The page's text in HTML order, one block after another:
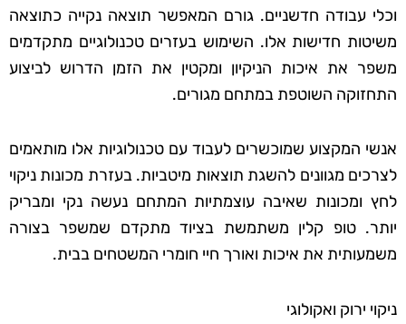
וכלי עבודה חדשניים. גורם המאפשר תוצאה נקייה כתוצאה
משיטות חדישות אלו. השימוש בעזרים טכנולוגיים מתקדמים
משפר את איכות הניקיון ומקטין את הזמן הדרוש לביצוע
התחזוקה השוטפת במתחם מגורים.
אנשי המקצוע שמוכשרים לעבוד עם טכנולוגיות אלו מותאמים
לצרכים מגוונים להשגת תוצאות מיטביות. בעזרת מכונות ניקוי
לחץ ומכונות שאיבה עוצמתיות המתחם נעשה נקי ומבריק
יותר. טופ קלין משתמשת בציוד מתקדם שמשפר בצורה
משמעותית את איכות ואורך חיי חומרי המשטחים בבית.
ניקוי ירוק ואקולוגי